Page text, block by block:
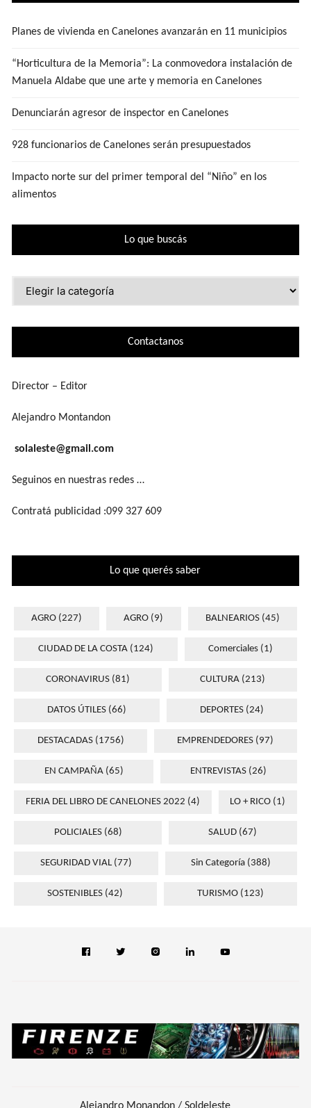
Planes de vivienda en Canelones avanzarán en 11 municipios
“Horticultura de la Memoria”: La conmovedora instalación de
Manuela Aldabe que une arte y memoria en Canelones
Denunciarán agresor de inspector en Canelones
928 funcionarios de Canelones serán presupuestados
Impacto norte sur del primer temporal del “Niño” en los
alimentos
Lo que buscás
Contactanos
Director – Editor
Alejandro Montandon
solaleste@gmail.com
Seguinos en nuestras redes …
Contratá publicidad :099 327 609
Lo que querés saber
AGRO (227) AGRO (9) BALNEARIOS(45)
CIUDAD DE LA COSTA(124) Comerciales (1)
CORONAVIRUS(81) CULTURA (213)
DATOS ÚTILES (66) DEPORTES(24)
DESTACADAS(1756) EMPRENDEDORES (97)
EN CAMPAÑA(65) ENTREVISTAS (26)
FERIA DEL LIBRO DE CANELONES 2022 (4) LO + RICO (1)
POLICIALES(68) SALUD (67)
SEGURIDAD VIAL(77) Sin Categoría (388)
SOSTENIBLES (42) TURISMO(123)